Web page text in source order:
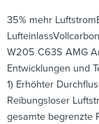
35% mehr
W205 C63S AMG
Entwicklungen und
1) Erhöhter
Reibungsloser
gesamte begrenzte